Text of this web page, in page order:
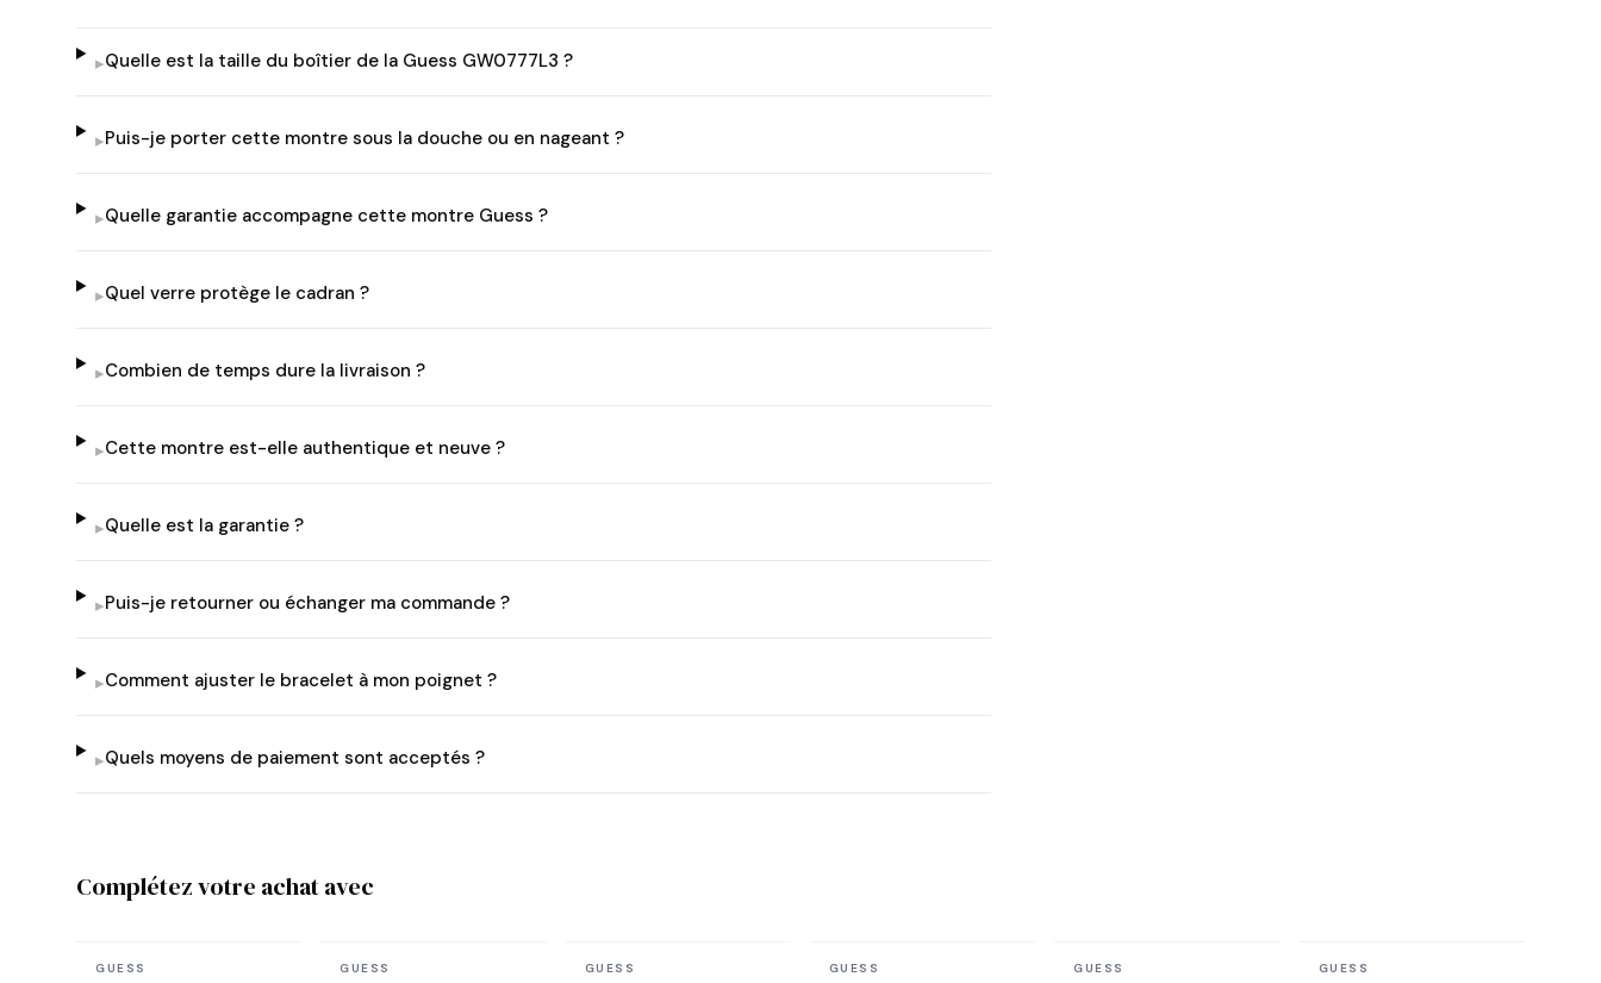
▸Quelle est la taille du boîtier de la Guess GW0777L3 ?
▸Puis-je porter cette montre sous la douche ou en nageant ?
▸Quelle garantie accompagne cette montre Guess ?
▸Quel verre protège le cadran ?
▸Combien de temps dure la livraison ?
▸Cette montre est-elle authentique et neuve ?
▸Quelle est la garantie ?
▸Puis-je retourner ou échanger ma commande ?
▸Comment ajuster le bracelet à mon poignet ?
▸Quels moyens de paiement sont acceptés ?
Complétez votre achat avec
En stock
GUESS En stock
GUESS En stock
GUESS En stock
GUESS En stock
GUESS En stock
GUESS